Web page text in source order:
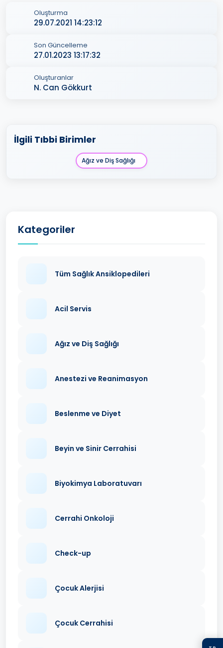
Oluşturma
29.07.2021 14:23:12
Son Güncelleme
27.01.2023 13:17:32
Oluşturanlar
N. Can Gökkurt
İlgili Tıbbi Birimler
Ağız ve Diş Sağlığı
Kategoriler
Tüm Sağlık Ansiklopedileri
Acil Servis
Ağız ve Diş Sağlığı
Anestezi ve Reanimasyon
Beslenme ve Diyet
Beyin ve Sinir Cerrahisi
Biyokimya Laboratuvarı
Cerrahi Onkoloji
Check-up
Çocuk Alerjisi
Çocuk Cerrahisi